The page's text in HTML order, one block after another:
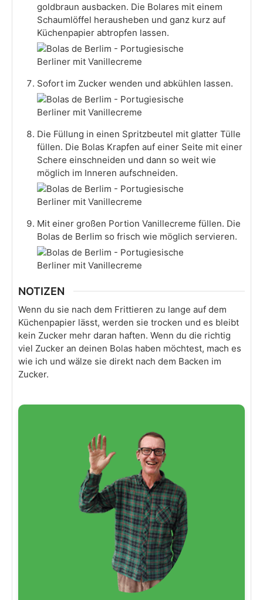
goldbraun ausbacken. Die Bolares mit einem
Schaumlöffel herausheben und ganz kurz auf
Küchenpapier abtropfen lassen.
Sofort im Zucker wenden und abkühlen lassen.
Die Füllung in einen Spritzbeutel mit glatter Tülle
füllen. Die Bolas Krapfen auf einer Seite mit einer
Schere einschneiden und dann so weit wie
möglich im Inneren aufschneiden.
Mit einer großen Portion Vanillecreme füllen. Die
Bolas de Berlim so frisch wie möglich servieren.
NOTIZEN
Wenn du sie nach dem Frittieren zu lange auf dem
Küchenpapier lässt, werden sie trocken und es bleibt
kein Zucker mehr daran haften. Wenn du die richtig
viel Zucker an deinen Bolas haben möchtest, mach es
wie ich und wälze sie direkt nach dem Backen im
Zucker.